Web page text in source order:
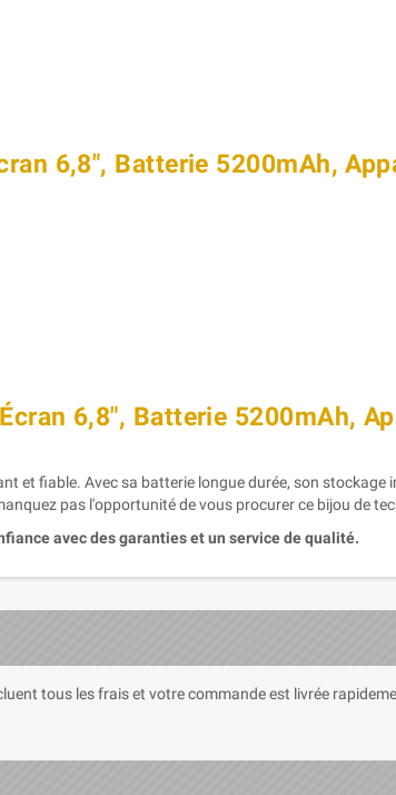
6,8", Batterie 5200mAh,
6,8", Batterie 5200mAh,
et fiable. Avec sa batterie longue durée, son stockage
pas l'opportunité de vous procurer ce bijou de
avec des garanties et un service de qualité.
tous les frais et votre commande est livrée